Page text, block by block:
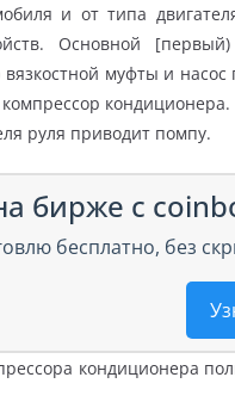
и от типа
Основной
муфты и
кондиционера.
руля приводит помпу.
бирже с
бесплатно, без
кондиционера